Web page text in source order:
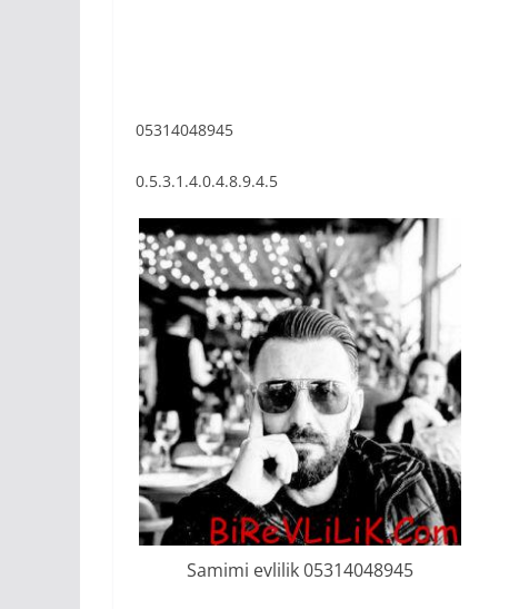
05314048945
0.5.3.1.4.0.4.8.9.4.5
Samimi evlilik 05314048945